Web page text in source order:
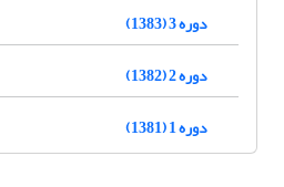
دوره 3 (1383)
دوره 2 (1382)
دوره 1 (1381)